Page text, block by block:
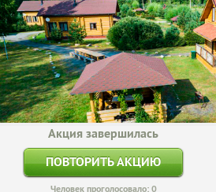
Акция завершилась
ПОВТОРИТЬ АКЦИЮ
Человек проголосовало: 0